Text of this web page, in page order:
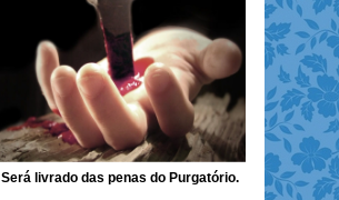
Será livrado das penas do Purgatório.